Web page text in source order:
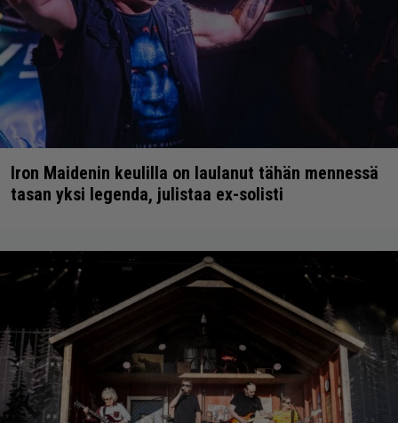
Iron Maidenin keulilla on laulanut tähän mennessä
tasan yksi legenda, julistaa ex-solisti